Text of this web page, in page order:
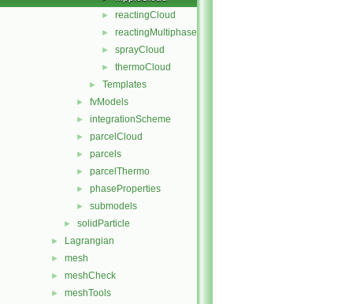
► reactingCloud
► reactingMultiphaseCloud
► sprayCloud
► thermoCloud
► Templates
► fvModels
► integrationScheme
► parcelCloud
► parcels
► parcelThermo
► phaseProperties
► submodels
► solidParticle
► Lagrangian
► mesh
► meshCheck
► meshTools